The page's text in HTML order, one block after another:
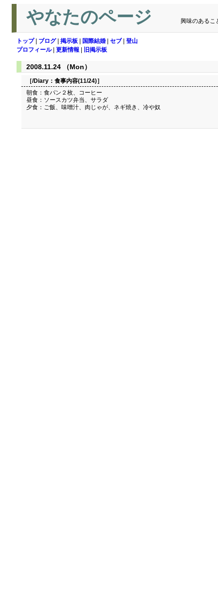
やなたのページ 興味のあるこ
トップ| ブログ| 掲示板 国際結婚 セブ| 登山
プロフィール| 更新情報 旧掲示板
2008.11.24 （Mon）
［/Diary： 食事内容(11/24)］
朝食：食パン２枚、コーヒー
昼食：ソースカツ弁当、サラダ
夕食：ご飯、味噌汁、肉じゃが、ネギ焼き、冷や奴